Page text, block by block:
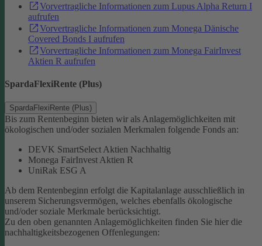
Vorvertragliche Informationen zum Lupus Alpha Return I
aufrufen
Vorvertragliche Informationen zum Monega Dänische
Covered Bonds I aufrufen
Vorvertragliche Informationen zum Monega FairInvest
Aktien R aufrufen
SpardaFlexiRente (Plus)
SpardaFlexiRente (Plus)
Bis zum Rentenbeginn bieten wir als Anlagemöglichkeiten mit
ökologischen und/oder sozialen Merkmalen folgende Fonds an:
DEVK SmartSelect Aktien Nachhaltig
Monega FairInvest Aktien R
UniRak ESG A
Ab dem Rentenbeginn erfolgt die Kapitalanlage ausschließlich in
unserem Sicherungsvermögen, welches ebenfalls ökologische
und/oder soziale Merkmale berücksichtigt.
Zu den oben genannten Anlagemöglichkeiten finden Sie hier die
nachhaltigkeitsbezogenen Offenlegungen: